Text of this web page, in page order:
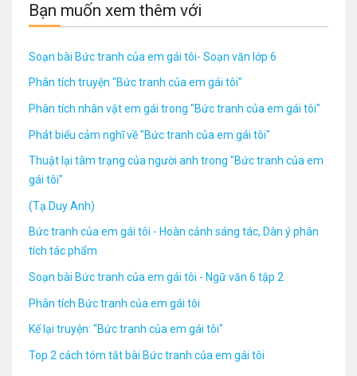
Bạn muốn xem thêm với
Soạn bài Bức tranh của em gái tôi- Soạn văn lớp 6
Phân tích truyện "Bức tranh của em gái tôi"
Phân tích nhân vật em gái trong "Bức tranh của em gái tôi"
Phát biểu cảm nghĩ về "Bức tranh của em gái tôi"
Thuật lại tâm trạng của người anh trong "Bức tranh của em
gái tôi"
(Tạ Duy Anh)
Bức tranh của em gái tôi - Hoàn cảnh sáng tác, Dàn ý phân
tích tác phẩm
Soạn bài Bức tranh của em gái tôi - Ngữ văn 6 tập 2
Phân tích Bức tranh của em gái tôi
Kể lại truyện: "Bức tranh của em gái tôi"
Top 2 cách tóm tắt bài Bức tranh của em gái tôi